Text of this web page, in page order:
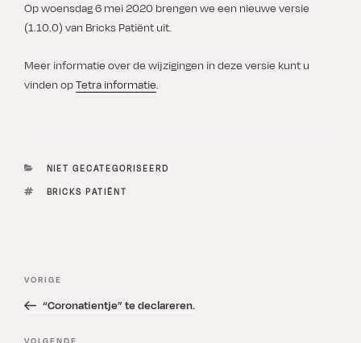
Op woensdag 6 mei 2020 brengen we een nieuwe versie
(1.10.0) van Bricks Patiënt uit.
Meer informatie over de wijzigingen in deze versie kunt u
vinden opTetra informatie.
CATEGORIEËN
NIET GECATEGORISEERD
TAGS
BRICKS PATIËNT
Vorig
bericht
VORIGE
“Coronatientje” te declareren.